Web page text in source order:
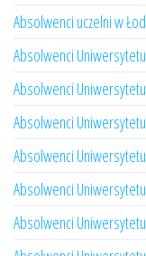
Absolwenci uczelni w
Absolwenci
Absolwenci
Absolwenci
Absolwenci
Absolwenci
Absolwenci